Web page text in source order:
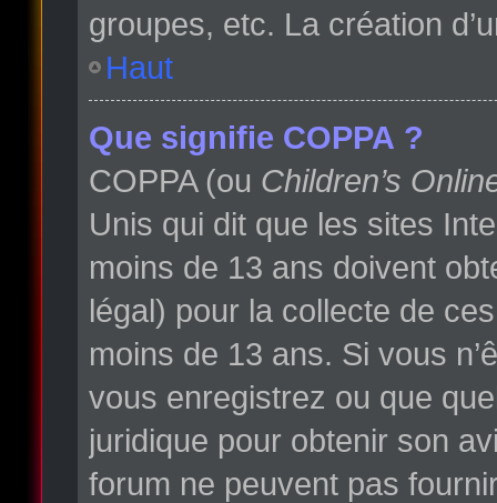
groupes, etc. La création
Haut
Que signifie COPPA ?
COPPA (ou Children’s
Unis qui dit que les sites
moins de 13 ans doivent
légal) pour la collecte de
moins de 13 ans. Si vous
vous enregistrez ou que
juridique pour obtenir son
forum ne peuvent pas